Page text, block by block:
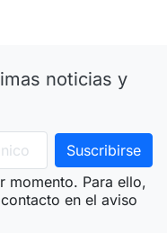
noticias y
momento. Para ello,
en el aviso